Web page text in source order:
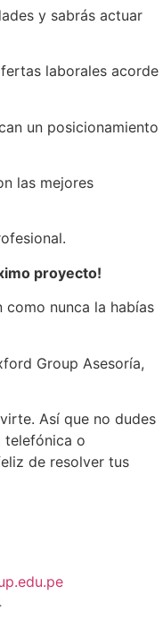
y sabrás actuar
laborales acorde
un posicionamiento
las mejores
proyecto!
como nunca la habías
Group Asesoría,
Así que no dudes
telefónica o
de resolver tus